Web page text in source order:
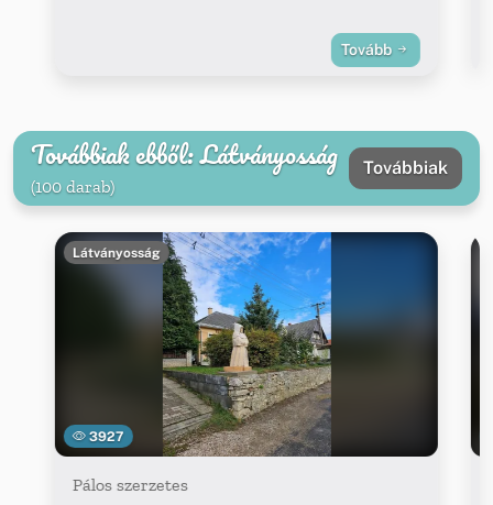
Tovább
Továbbiak ebből: Látványosság
(100 darab)
Továbbiak
3927
Látványosság
Pálos szerzetes